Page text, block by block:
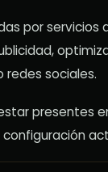
por servicios
redes sociales.
presentes
configuración